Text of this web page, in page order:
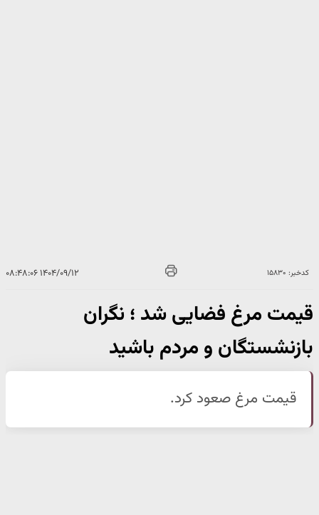
کدخبر: ۱۵۸۳۰ ۱۴۰۴/۰۹/۱۲ ۰۸:۴۸:۰۶
قیمت مرغ فضایی شد ؛ نگران
بازنشستگان و مردم باشید
قیمت مرغ صعود کرد.